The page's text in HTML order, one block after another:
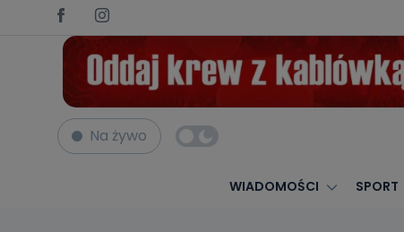
Na żywo
WIADOMOŚCI SPORT